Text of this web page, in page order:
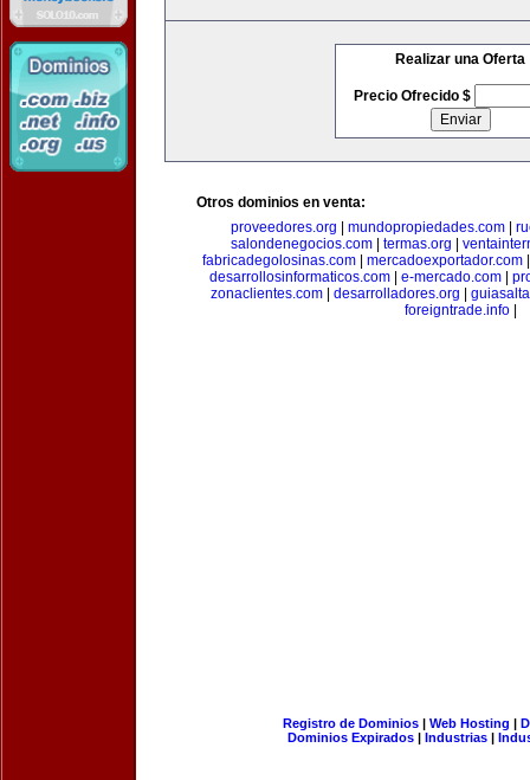
Realizar una Oferta
Precio Ofrecido $
Otros dominios en venta:
proveedores.org
mundopropiedades.com
salondenegocios.com
termas.org
fabricadegolosinas.com
mercadoexportador.com
desarrollosinformaticos.com| e-mercado.com|
zonaclientes.com| desarrolladores.org
foreigntrade.info|
Registro de Dominios| Web Hosting |
Dominios Expirados | Industrias |